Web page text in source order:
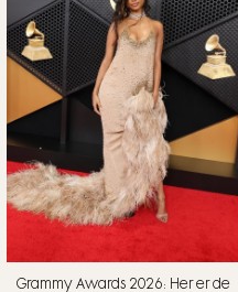
Grammy Awards 2026: Her er de